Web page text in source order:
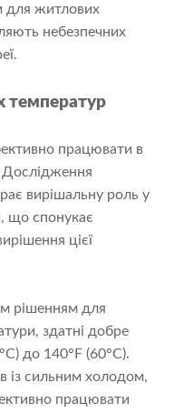
для житлових
небезпечних
температур
працювати в
Дослідження
вирішальну роль у
що спонукає
цієї
рішенням для
здатні добре
до 140°F (60°C).
із сильним холодом,
працювати